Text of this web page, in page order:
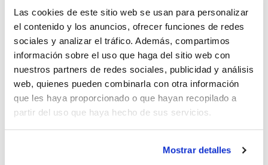
Las cookies de este sitio web se usan para personalizar
el contenido y los anuncios, ofrecer funciones de redes
sociales y analizar el tráfico. Además, compartimos
información sobre el uso que haga del sitio web con
nuestros partners de redes sociales, publicidad y análisis
web, quienes pueden combinarla con otra información
que les haya proporcionado o que hayan recopilado a
partir del uso que haya hecho de sus servicios.
Mostrar detalles
Fernandi . Un clásico que siempre triunfa.
Pintxo de tomate, queso y anchoa , de Silvia
. Unos
bocados deliciosos con un toque especial.
Nos encanta ver que compartimos la misma pasión por
la cocina y os invitamos a seguir participando en
nuestro concurso bimensual habitual.
Concurso de recetas
atrás la